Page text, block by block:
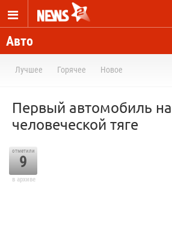
Авто
Лучшее Горячее Новое
Первый автомобиль на
человеческой тяге
отметили
9
в архиве